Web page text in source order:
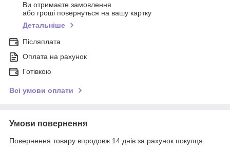
Ви отримаєте замовлення
або гроші повернуться на вашу картку
Детальніше
Післяплата
Оплата на рахунок
Готівкою
Всі умови оплати
Умови повернення
Повернення товару впродовж 14 днів за рахунок покупця